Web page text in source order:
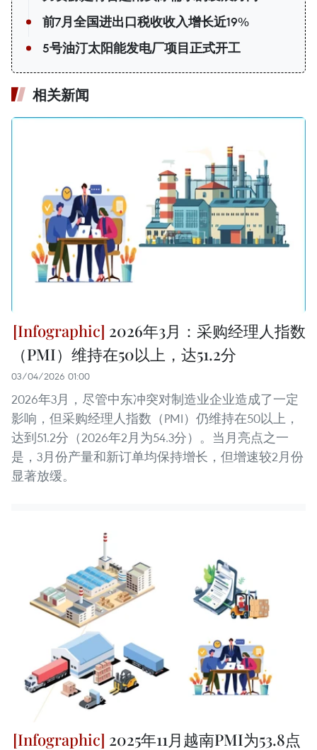
前7月全国进出口税收收入增长近19%
5号油汀太阳能发电厂项目正式开工
相关新闻
2026年3月：采购经理人指数
（PMI）维持在50以上，达51.2分
03/04/2026 01:00
2026年3月，尽管中东冲突对制造业企业造成了一定
影响，但采购经理人指数（PMI）仍维持在50以上，
达到51.2分（2026年2月为54.3分）。当月亮点之一
是，3月份产量和新订单均保持增长，但增速较2月份
显著放缓。
2025年11月越南PMI为53.8点